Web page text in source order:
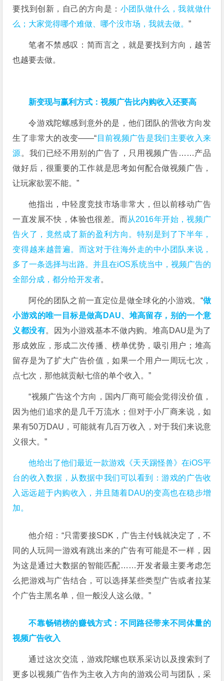
要找到创新，自己的方向是： 小团队做什么，我就做什
么；大家觉得哪个难做、哪个没市场，我就去做。”
笔者不禁感叹：简而言之，就是要找到方向，越苦
也越要去做。
新变现与赢利方式：视频广告比内购收入还要高
令游戏陀螺感到意外的是，他们团队的营收方向发
生了非常大的改变——“ 目前视频广告是我们主要收入来
源。我们已经不用别的广告了，只用视频广告……产品
做好后，很重要的工作就是思考如何配合做视频广告，
让玩家欲罢不能。”
他指出，中轻度竞技市场非常大，但以前移动广告
一直发展不快，体验也很差。而从2016年开始，视频广
告火了，竟然成了新的盈利方向。特别是到了下半年，
变得越来越普遍。而这对于往海外走的中小团队来说，
多了一条选择与出路。并且在iOS系统当中，视频广告的
全部分成，都分给开发者。
阿伦的团队之前一直定位是做全球化的小游戏。“做
小游戏的唯一目标是做高DAU、堆高留存，别的一个意
义都没有。因为小游戏基本不做内购。堆高DAU是为了
形成效应，形成二次传播、榜单优势，吸引用户；堆高
留存是为了扩大广告价值，如果一个用户一周玩七次，
点七次，那他就贡献七倍的单个收入。”
“视频广告这个方向，国内厂商可能会觉得没价值，
因为他们追求的是几千万流水；但对于小厂商来说，如
果有50万DAU，可能就有几百万收入，对于我们来说意
义很大。”
他给出了他们最近一款游戏《天天踢怪兽》在iOS平
台的收入数据，从数据中我们可以看到：游戏的广告收
入远远超于内购收入，并且随着DAU的变高也在稳步增
加。
他介绍：“只需要接SDK，广告主付钱就决定了，不
同的人玩同一游戏有跳出来的广告有可能是不一样，因
为这是通过大数据的智能匹配……开发者最主要考虑怎
么把游戏与广告结合，可以选择某些类型广告或者拉某
个广告主黑名单，但一般没人这么做。”
不靠畅销榜的赚钱方式：不同路径带来不同体量的
视频广告收入
通过这次交流，游戏陀螺也联系采访以及搜索到了
更多以视频广告作为主收入方向的游戏公司与团队，采